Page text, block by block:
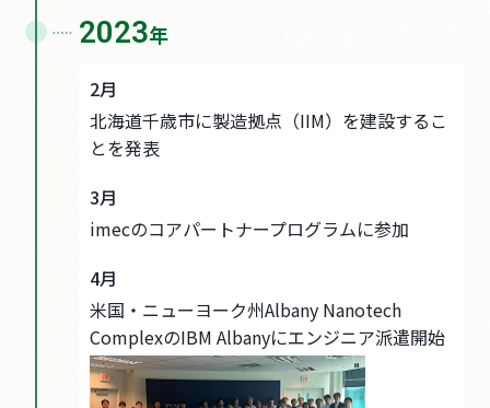
2023年
2月
北海道千歳市に製造拠点（IIM）を建設するこ
とを発表
3月
imecのコアパートナープログラムに参加
4月
米国・ニューヨーク州Albany Nanotech
ComplexのIBM Albanyにエンジニア派遣開始